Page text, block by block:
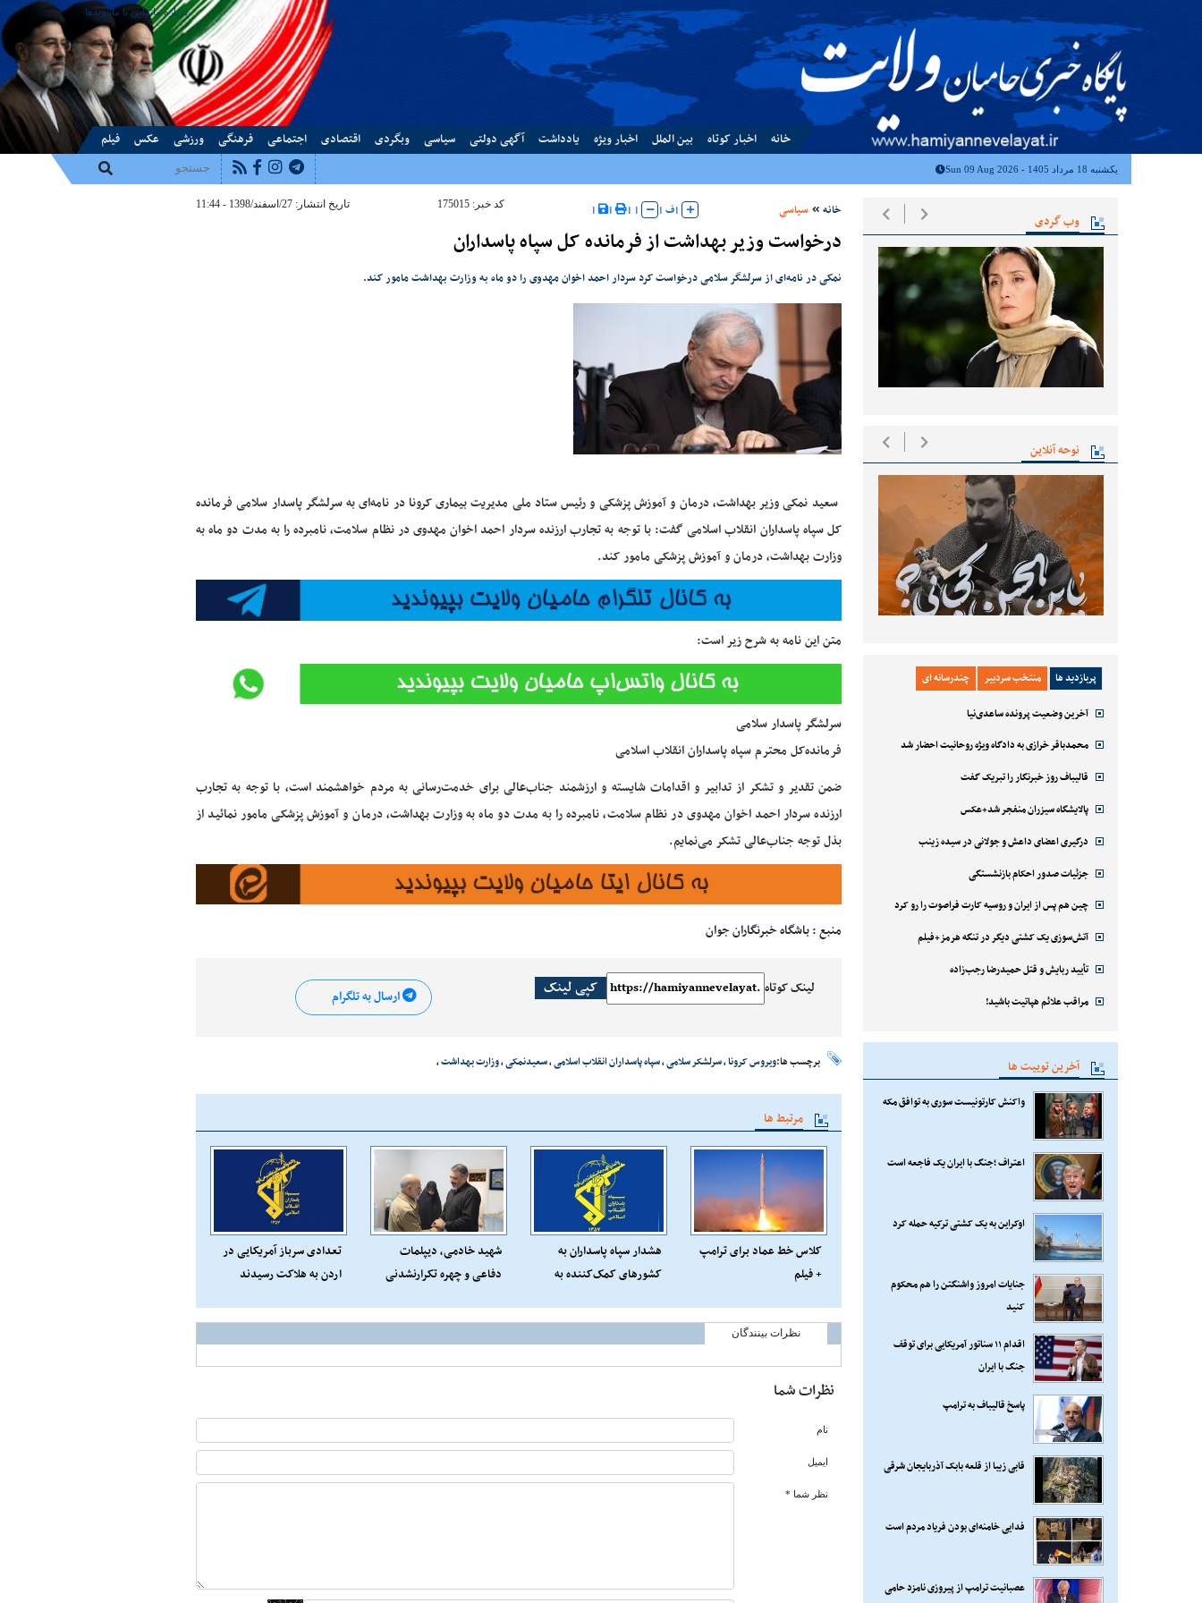
درباره ماتماس با ماپیوندها
خانه اخبار کوتاه بین الملل اخبار ویژه یادداشت آگهی دولتی سیاسی وبگردی اقتصادی اجتماعی فرهنگی ورزشی عکس فیلم
یکشنبه 18 مرداد 1405 - Sun 09 Aug 2026
وب گردی
نوحه آنلاین
پربازدید ها منتخب سردبیر چندرسانه ای
آخرین وضعیت پرونده ساعدی‌نیا
محمدباقر خرازی به دادگاه ویژه روحانیت احضار شد
قالیباف روز خبرنگار را تبریک گفت
پالایشگاه سیزران منفجر شد+عکس
درگیری اعضای داعش و جولانی در سیده زینب
جزئیات صدور احکام بازنشستگی
چین هم پس از ایران و روسیه کارت فراصوت را رو کرد
آتش‌سوزی یک کشتی دیگر در تنگه هرمز+فیلم
تأیید ربایش و قتل حمیدرضا رجب‌زاده
مراقب علائم هپاتیت باشید!
آخرین توییت ها
واکنش کارتونیست سوری به توافق مکه
اعتراف ؛جنگ با ایران یک فاجعه است
اوکراین به یک کشتی ترکیه حمله کرد
جنایات امروز واشنگتن را هم محکوم
کنید
اقدام ۱۱ سناتور آمریکایی برای توقف
جنگ با ایران
پاسخ قالیباف به ترامپ
قابی زیبا از قلعه بابک آذربایجان شرقی
فدایی خامنه‌ای بودن فریاد مردم است
عصبانیت ترامپ از پیروزی نامزد حامی
خانه سیاسی |ف|
|
|
|
| کد خبر: 175015 تاریخ انتشار: 27/اسفند/1398 - 11:44
درخواست وزیر بهداشت از فرمانده کل سپاه پاسداران
نمکی در نامه‌ای از سرلشگر سلامی درخواست کرد سردار احمد اخوان مهدوی را دو ماه به وزارت بهداشت مامور کند.
سعید نمکی وزیر بهداشت، درمان و آموزش پزشکی و رئیس ستاد ملی مدیریت بیماریکرونا در نامه‌ای به سرلشگر پاسدار سلامی فرمانده
کل سپاه پاسداران انقلاب اسلامی گفت: با توجه به تجارب ارزنده سردار احمد اخوان مهدوی در نظام سلامت، نامبرده را به مدت دو ماه به
وزارت بهداشت، درمان و آموزش پزشکی مامور کند.
متن این نامه به شرح زیر است:
سرلشگر پاسدار سلامی
فرمانده‌کل محترم سپاه پاسداران انقلاب اسلامی
ضمن تقدیر و تشکر از تدابیر و اقدامات شایسته و ارزشمند جناب‌عالی برای خدمت‌رسانی به مردم خواهشمند است، با توجه به تجارب
ارزنده سردار احمد اخوان مهدوی در نظام سلامت، نامبرده را به مدت دو ماه به وزارت بهداشت، درمان و آموزش پزشکی مامور نمائید از
بذل توجه جناب‌عالی تشکر می‌نمایم.
منبع : باشگاه خبرنگاران جوان
لینک کوتاه کپی لینک ارسال به تلگرام
برچسب ها:ویروس کرونا،سرلشکر سلامی،سپاه پاسداران انقلاب اسلامی،سعیدنمکی،وزارت بهداشت،
مرتبط ها
کلاس‌ خط عماد برای ترامپ
+ فیلم
هشدار سپاه‌ پاسداران به
کشورهای کمک‌کننده به
شهید خادمی، دیپلمات
دفاعی و چهره تکرارنشدنی
تعدادی سرباز آمریکایی در
اردن به هلاکت رسیدند
نظرات بینندگان
نظرات شما
نام
ایمیل
نظر شما *